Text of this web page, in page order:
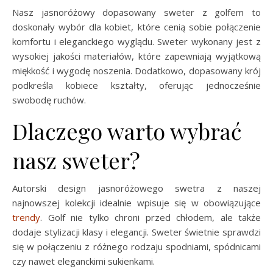
Nasz jasnoróżowy dopasowany sweter z golfem to
doskonały wybór dla kobiet, które cenią sobie połączenie
komfortu i eleganckiego wyglądu. Sweter wykonany jest z
wysokiej jakości materiałów, które zapewniają wyjątkową
miękkość i wygodę noszenia. Dodatkowo, dopasowany krój
podkreśla kobiece kształty, oferując jednocześnie
swobodę ruchów.
Dlaczego warto wybrać
nasz sweter?
Autorski design jasnoróżowego swetra z naszej
najnowszej kolekcji idealnie wpisuje się w obowiązujące
trendy. Golf nie tylko chroni przed chłodem, ale także
dodaje stylizacji klasy i elegancji. Sweter świetnie sprawdzi
się w połączeniu z różnego rodzaju spodniami, spódnicami
czy nawet eleganckimi sukienkami.